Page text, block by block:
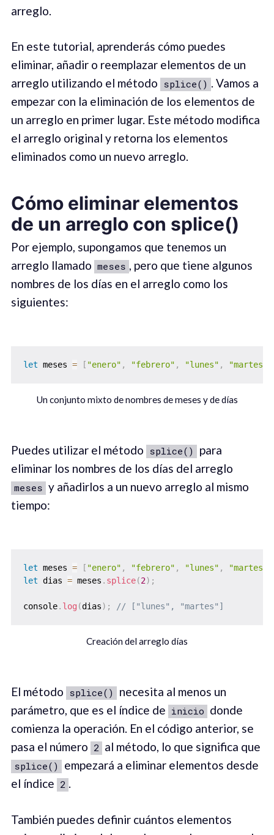
arreglo.
En este tutorial, aprenderás cómo puedes
eliminar, añadir o reemplazar elementos de un
arreglo utilizando el método splice() . Vamos a
empezar con la eliminación de los elementos de
un arreglo en primer lugar. Este método modifica
el arreglo original y retorna los elementos
eliminados como un nuevo arreglo.
Cómo eliminar elementos
de un arreglo con splice()
Por ejemplo, supongamos que tenemos un
arreglo llamado meses , pero que tiene algunos
nombres de los días en el arreglo como los
siguientes:
let meses = [ "enero" , "febrero" , "lunes" , "martes"
Un conjunto mixto de nombres de meses y de días
Puedes utilizar el método splice()
para
eliminar los nombres de los días del arreglo
meses y añadirlos a un nuevo arreglo al mismo
tiempo:
let meses = [ "enero" , "febrero" , "lunes" , "martes"
let dias = meses . splice(2) ;
console. log (dias) ; // ["lunes", "martes"]
Creación del arreglo días
El método splice()
necesita al menos un
parámetro, que es el índice de inicio donde
comienza la operación. En el código anterior, se
pasa el número 2 al método, lo que significa que
splice()
empezará a eliminar elementos desde
el índice 2 .
También puedes definir cuántos elementos